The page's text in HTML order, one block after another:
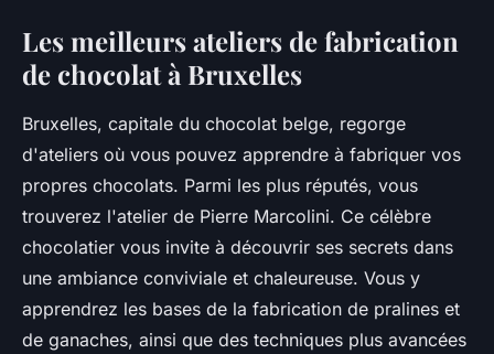
Les meilleurs ateliers de fabrication
de chocolat à Bruxelles
Bruxelles, capitale du chocolat belge, regorge
d'ateliers où vous pouvez apprendre à fabriquer vos
propres chocolats. Parmi les plus réputés, vous
trouverez l'atelier de Pierre Marcolini. Ce célèbre
chocolatier vous invite à découvrir ses secrets dans
une ambiance conviviale et chaleureuse. Vous y
apprendrez les bases de la fabrication de pralines et
de ganaches, ainsi que des techniques plus avancées